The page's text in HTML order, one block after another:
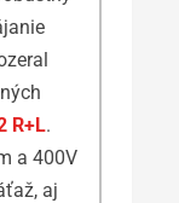
R+L.
a 400V
aj